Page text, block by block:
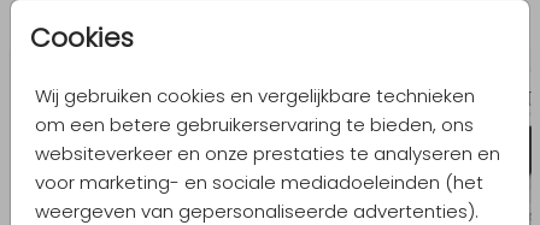
Cookies
Wij gebruiken cookies en vergelijkbare technieken
om een betere gebruikerservaring te bieden, ons
websiteverkeer en onze prestaties te analyseren en
voor marketing- en sociale mediadoeleinden (het
weergeven van gepersonaliseerde advertenties).